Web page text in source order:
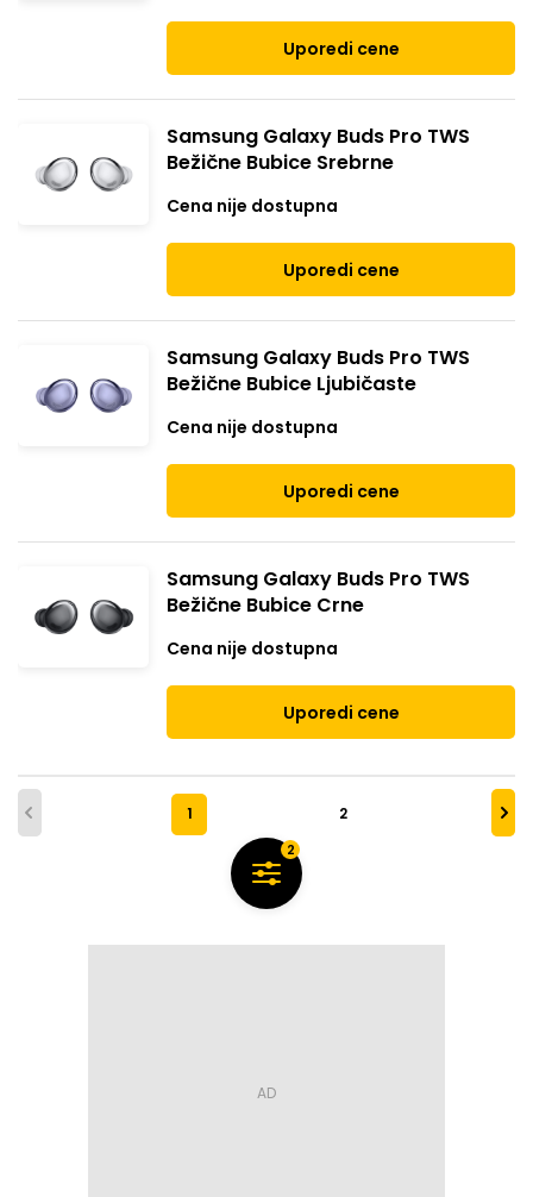
Uporedi cene
Samsung Galaxy Buds Pro TWS
Bežične Bubice Srebrne
Cena nije dostupna
Uporedi cene
Samsung Galaxy Buds Pro TWS
Bežične Bubice Ljubičaste
Cena nije dostupna
Uporedi cene
Samsung Galaxy Buds Pro TWS
Bežične Bubice Crne
Cena nije dostupna
Uporedi cene
1 2
2